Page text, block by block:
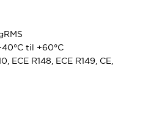
til +60°C
ECE R148, ECE R149, CE,